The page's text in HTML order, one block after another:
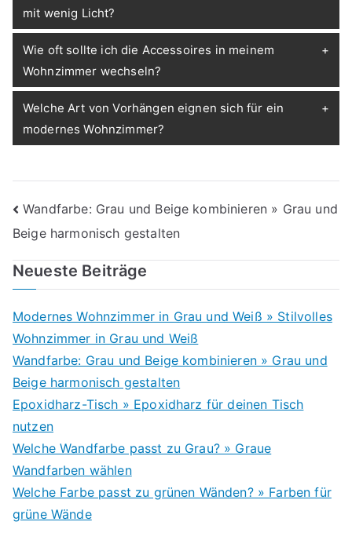
mit wenig Licht?
Wie oft sollte ich die Accessoires in meinem
Wohnzimmer wechseln?
Welche Art von Vorhängen eignen sich für ein
modernes Wohnzimmer?
Beitragsnavigation
Wandfarbe: Grau und Beige kombinieren » Grau und
Beige harmonisch gestalten
Neueste Beiträge
Modernes Wohnzimmer in Grau und Weiß » Stilvolles
Wohnzimmer in Grau und Weiß
Wandfarbe: Grau und Beige kombinieren » Grau und
Beige harmonisch gestalten
Epoxidharz-Tisch » Epoxidharz für deinen Tisch
nutzen
Welche Wandfarbe passt zu Grau? » Graue
Wandfarben wählen
Welche Farbe passt zu grünen Wänden? » Farben für
grüne Wände